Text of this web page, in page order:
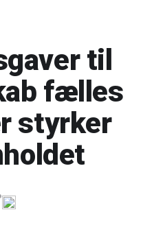
til
fælles
styrker